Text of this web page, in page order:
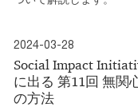
2024-03-28
Social Impact
に出る 第11回 無関
の方法